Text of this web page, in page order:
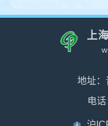
上
地址：
电